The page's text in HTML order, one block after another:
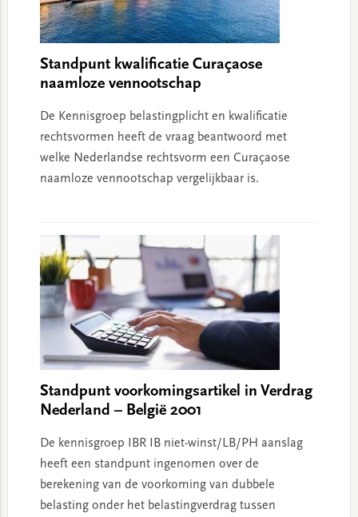
Standpunt kwalificatie Curaçaose
naamloze vennootschap
De Kennisgroep belastingplicht en kwalificatie
rechtsvormen heeft de vraag beantwoord met
welke Nederlandse rechtsvorm een Curaçaose
naamloze vennootschap vergelijkbaar is.
Standpunt voorkomingsartikel in Verdrag
Nederland – België 2001
De kennisgroep IBR IB niet-winst/LB/PH aanslag
heeft een standpunt ingenomen over de
berekening van de voorkoming van dubbele
belasting onder het belastingverdrag tussen